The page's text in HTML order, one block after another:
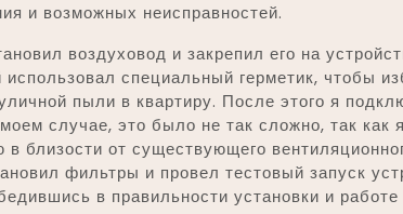
и возможных неисправностей.
воздуховод и закрепил его на
использовал специальный герметик, чтобы
пыли в квартиру. После этого я
случае, это было не так сложно, так как
в близости от существующего
фильтры и провел тестовый запуск
в правильности установки и